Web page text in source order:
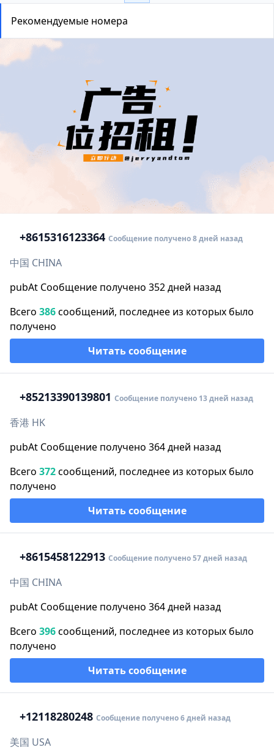
Рекомендуемые номера
+8615316123364 Сообщение получено 8 дней назад
中国 CHINA
pubAt Сообщение получено 352 дней назад
Всего 386сообщений, последнее из которых было
получено
Читать сообщение
+85213390139801 Сообщение получено 13 дней назад
香港 HK
pubAt Сообщение получено 364 дней назад
Всего 372сообщений, последнее из которых было
получено
Читать сообщение
+8615458122913 Сообщение получено 57 дней назад
中国 CHINA
pubAt Сообщение получено 364 дней назад
Всего 396сообщений, последнее из которых было
получено
Читать сообщение
+12118280248 Сообщение получено 6 дней назад
美国 USA